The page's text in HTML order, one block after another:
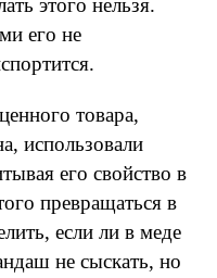
этого нельзя.
его не
товара,
использовали
его свойство в
превращаться в
если ли в меде
не сыскать, но